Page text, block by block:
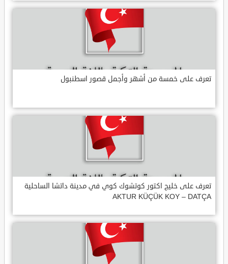
تعرف على خمسة من أشهر وأجمل قصور اسطنبول
تعرف على خليج اكتور كوتشوك كوي في مدينة داتشا الساحلية
AKTUR KÜÇÜK KOY – DATÇA